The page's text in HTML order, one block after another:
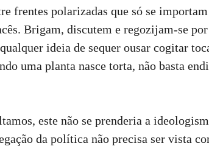
frentes polarizadas que só se
Brigam, discutem e regozijam-se
ideia de sequer ousar cogitar
uma planta nasce torta, não basta
este não se prenderia a
da política não precisa ser vista